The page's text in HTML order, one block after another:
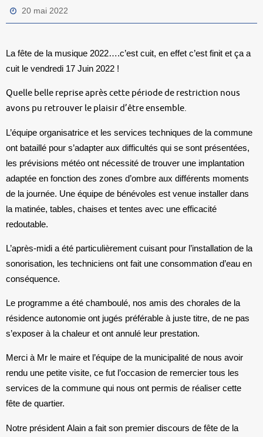
20 mai 2022
La fête de la musique 2022….c’est cuit, en effet c’est finit et ça a
cuit le vendredi 17 Juin 2022 !
Quelle belle reprise après cette période de restriction nous
avons pu retrouver le plaisir d’être ensemble.
L’équipe organisatrice et les services techniques de la commune
ont bataillé pour s’adapter aux difficultés qui se sont présentées,
les prévisions météo ont nécessité de trouver une implantation
adaptée en fonction des zones d’ombre aux différents moments
de la journée. Une équipe de bénévoles est venue installer dans
la matinée, tables, chaises et tentes avec une efficacité
redoutable.
L’après-midi a été particulièrement cuisant pour l’installation de la
sonorisation, les techniciens ont fait une consommation d’eau en
conséquence.
Le programme a été chamboulé, nos amis des chorales de la
résidence autonomie ont jugés préférable à juste titre, de ne pas
s’exposer à la chaleur et ont annulé leur prestation.
Merci à Mr le maire et l’équipe de la municipalité de nous avoir
rendu une petite visite, ce fut l’occasion de remercier tous les
services de la commune qui nous ont permis de réaliser cette
fête de quartier.
Notre président Alain a fait son premier discours de fête de la